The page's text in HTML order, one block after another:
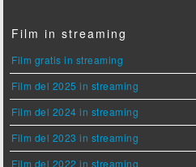
Film in streaming
Film gratis in streaming
Film del 2025 in streaming
Film del 2024 in streaming
Film del 2023 in streaming
Film del 2022 in streaming